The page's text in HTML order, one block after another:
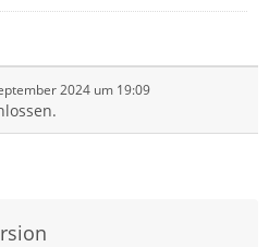
2024 um 19:09